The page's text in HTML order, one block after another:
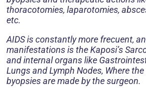
thoracotomies, laparotomies,
etc.
AIDS is constantly more frecuent,
manifestations is the Kaposi’s
and internal organs like
Lungs and Lymph Nodes, Where
byopsies are made by the surgeon.